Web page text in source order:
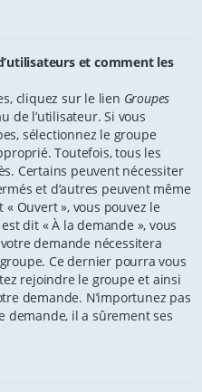
et comment les
cliquez sur le lien Groupes
de l’utilisateur. Si vous
sélectionnez le groupe
Toutefois, tous les
Certains peuvent nécessiter
et d’autres peuvent même
Ouvert », vous pouvez le
dit « À la demande », vous
demande nécessitera
Ce dernier pourra vous
rejoindre le groupe et ainsi
demande. N’importunez pas
demande, il a sûrement ses